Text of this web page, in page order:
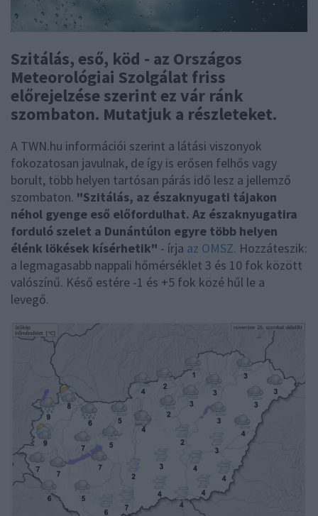
Szitálás, eső, köd - az Országos
Meteorológiai Szolgálat friss
előrejelzése szerint ez vár ránk
szombaton. Mutatjuk a részleteket.
A TWN.hu információi szerint a látási viszonyok
fokozatosan javulnak, de így is erősen felhős vagy
borult, több helyen tartósan párás idő lesz a jellemző
szombaton. "Szitálás, az északnyugati tájakon
néhol gyenge eső előfordulhat. Az északnyugatira
forduló szelet a Dunántúlon egyre több helyen
élénk lökések kísérhetik" - írja az OMSZ. Hozzáteszik:
a legmagasabb nappali hőmérséklet 3 és 10 fok között
valószínű. Késő estére -1 és +5 fok közé hűl le a
levegő.